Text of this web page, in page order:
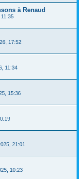
à Renaud
17:52
11:34
15:36
21:01
10:23